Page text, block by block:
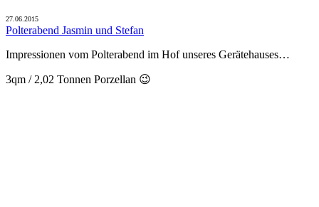
27.06.2015
Polterabend Jasmin und Stefan
Impressionen vom Polterabend im Hof unseres Gerätehauses…
3qm / 2,02 Tonnen Porzellan 😉